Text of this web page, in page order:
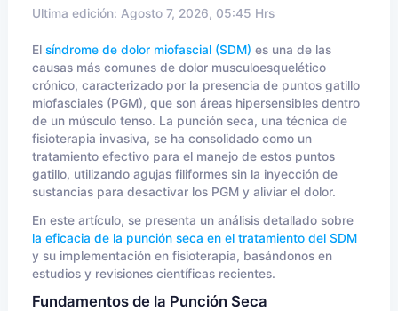
Ultima edición: Agosto 7, 2026, 05:45 Hrs
El síndrome de dolor miofascial (SDM) es una de las
causas más comunes de dolor musculoesquelético
crónico, caracterizado por la presencia de puntos gatillo
miofasciales (PGM), que son áreas hipersensibles dentro
de un músculo tenso. La punción seca, una técnica de
fisioterapia invasiva, se ha consolidado como un
tratamiento efectivo para el manejo de estos puntos
gatillo, utilizando agujas filiformes sin la inyección de
sustancias para desactivar los PGM y aliviar el dolor.
En este artículo, se presenta un análisis detallado sobre
la eficacia de la punción seca en el tratamiento del SDM
y su implementación en fisioterapia, basándonos en
estudios y revisiones científicas recientes.
Fundamentos de la Punción Seca